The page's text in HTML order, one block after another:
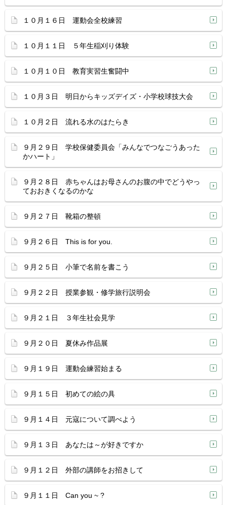
１０月１６日 運動会全校練習
１０月１１日 ５年生稲刈り体験
１０月１０日 教育実習生奮闘中
１０月３日 明日からキッズデイズ・小学校球技大会
１０月２日 流れる水のはたらき
９月２９日 学校保健委員会「みんなでつなごうあった
かハート」
９月２８日 赤ちゃんはお母さんのお腹の中でどうやっ
ておおきくなるのかな
９月２７日 靴箱の整頓
９月２６日 This is for you.
９月２５日 小筆で名前を書こう
９月２２日 授業参観・修学旅行説明会
９月２１日 ３年生社会見学
９月２０日 夏休み作品展
９月１９日 運動会練習始まる
９月１５日 初めての絵の具
９月１４日 元寇について調べよう
９月１３日 あなたは～が好きですか
９月１２日 外部の講師をお招きして
９月１１日 Can you ~ ?